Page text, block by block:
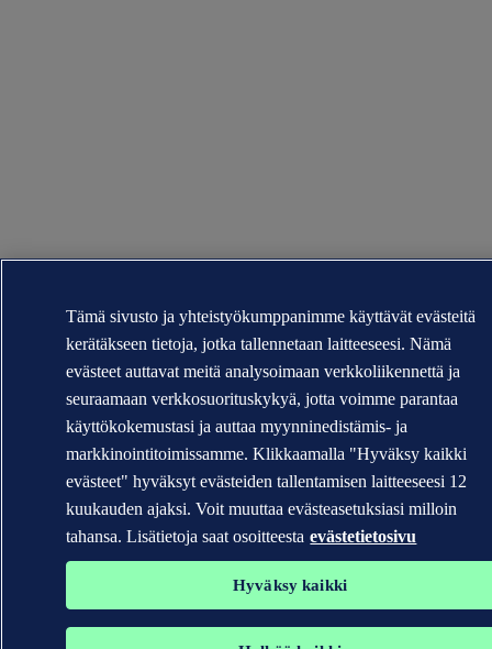
Tämä sivusto ja yhteistyökumppanimme käyttävät evästeitä
kerätäkseen tietoja, jotka tallennetaan laitteeseesi. Nämä
evästeet auttavat meitä analysoimaan verkkoliikennettä ja
seuraamaan verkkosuorituskykyä, jotta voimme parantaa
käyttökokemustasi ja auttaa myynninedistämis- ja
markkinointitoimissamme. Klikkaamalla "Hyväksy kaikki
evästeet" hyväksyt evästeiden tallentamisen laitteeseesi 12
kuukauden ajaksi. Voit muuttaa evästeasetuksiasi milloin
tahansa. Lisätietoja saat osoitteesta evästetietosivu
Hyväksy kaikki